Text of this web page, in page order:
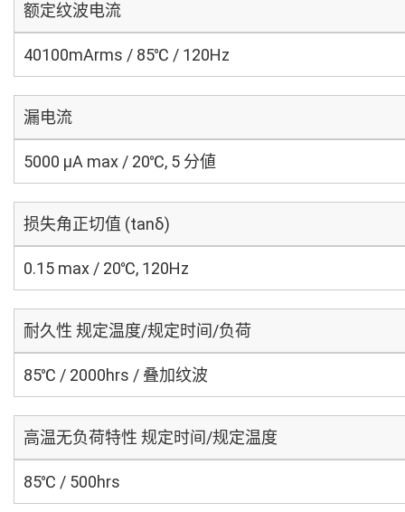
额定纹波电流
40100mArms / 85℃ / 120Hz
漏电流
5000 μA max / 20℃, 5 分値
损失角正切值 (tanδ)
0.15 max / 20℃, 120Hz
耐久性 规定温度/规定时间/负荷
85℃ / 2000hrs / 叠加纹波
高温无负荷特性 规定时间/规定温度
85℃ / 500hrs